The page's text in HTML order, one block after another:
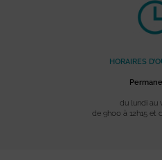
HORAIRES
du lundi au
de 9h00 à 12h15 et